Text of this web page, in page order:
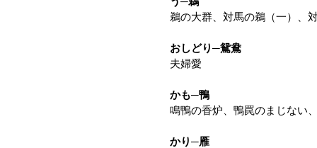
鵜の大群、対馬の鵜（一）、
おしどり─鴛鴦
夫婦愛
かも─鴨
鳴鴨の香炉、鴨罠のまじない
かり─雁